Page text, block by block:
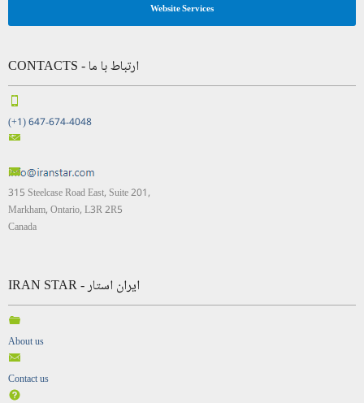
Website Services
CONTACTS - ارتباط با ما
(+1) 647-674-4048
315 Steelcase Road East, Suite 201,
Markham, Ontario, L3R 2R5
Canada
IRAN STAR - ایران استار
About us
Contact us